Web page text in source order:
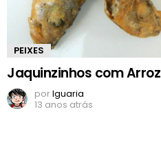
PEIXES
Jaquinzinhos com Arroz
porIguaria
13 anos atrás